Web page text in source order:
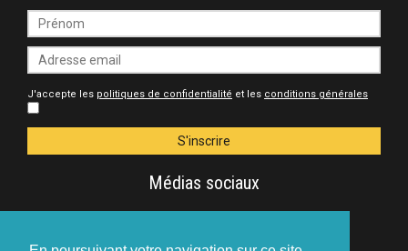
J'accepte les politiques de confidentialité et les conditions générales
Médias sociaux